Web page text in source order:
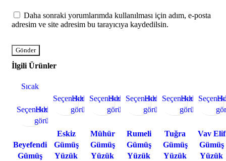
Daha sonraki yorumlarımda kullanılması için adım, e-posta
adresim ve site adresim bu tarayıcıya kaydedilsin.
İlgili Ürünler
Sıcak
Seçenekler
Hızlı
görünüm
Beyefendi
Gümüş
Seçenekler
Hızlı
görünüm
Eskiz
Gümüş
Yüzük
Seçenekler
Hızlı
görünüm
Mühür
Gümüş
Yüzük
Seçenekler
Hızlı
görünüm
Rumeli
Gümüş
Yüzük
Seçenekler
Hızlı
görünüm
Tuğra
Gümüş
Yüzük
Vav Elif
Gümüş
Yüzük